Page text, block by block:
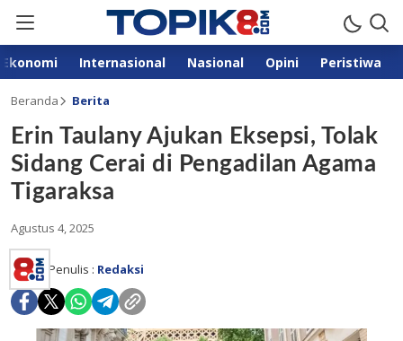
Ekonomi Internasional Nasional Opini Peristiwa
Beranda Berita
Erin Taulany Ajukan Eksepsi, Tolak
Sidang Cerai di Pengadilan Agama
Tigaraksa
Agustus 4, 2025
Penulis : Redaksi